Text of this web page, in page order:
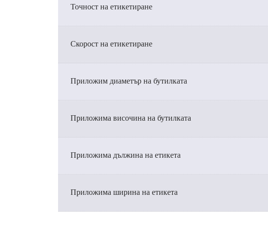
Точност на етикетиране
Скорост на етикетиране
Приложим диаметър на бутилката
Приложима височина на бутилката
Приложима дължина на етикета
Приложима ширина на етикета